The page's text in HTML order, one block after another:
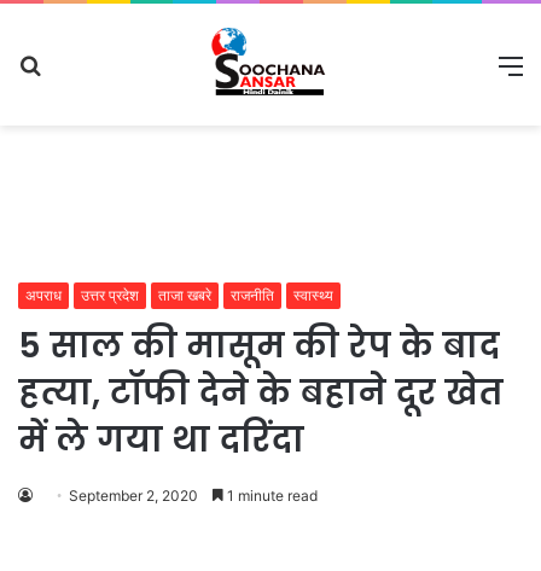
अपराध उत्तर प्रदेश ताजा खबरे राजनीति स्वास्थ्य
5 साल की मासूम की रेप के बाद
हत्या, टॉफी देने के बहाने दूर खेत
में ले गया था दरिंदा
September 2, 2020 1 minute read